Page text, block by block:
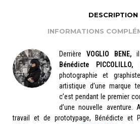
DESCRIPTION
INFORMATIONS
Derrière VOGLIO BENE,
Bénédicte PICCOLILLO,
photographie et
artistique d’une marque
c’est pendant le premier
d’une nouvelle
travail et de prototypage, Bénédicte et